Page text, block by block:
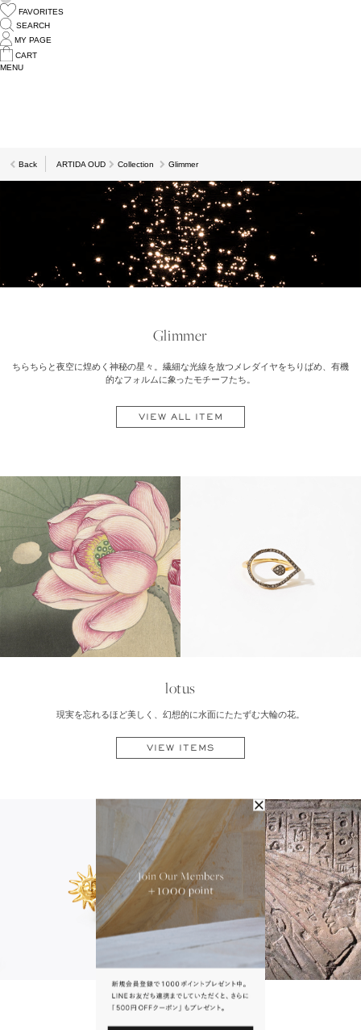
FAVORITES
SEARCH
MY PAGE
CART
MENU
Back ARTIDA OUD Collection Glimmer
Glimmer
ちらちらと夜空に煌めく神秘の星々。繊細な光線を放つメレダイヤをちりばめ、有機
的なフォルムに象ったモチーフたち。
VIEW ALL ITEM
lotus
現実を忘れるほど美しく、幻想的に水面にたたずむ大輪の花。
VIEW ITEMS
amen